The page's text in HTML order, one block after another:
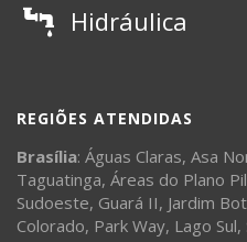
Hidráulica
REGIÕES ATENDIDAS
Brasília: Águas Claras, Asa
Taguatinga, Áreas do Plano
Sudoeste, Guará II, Jardim
Colorado, Park Way, Lago Sul,